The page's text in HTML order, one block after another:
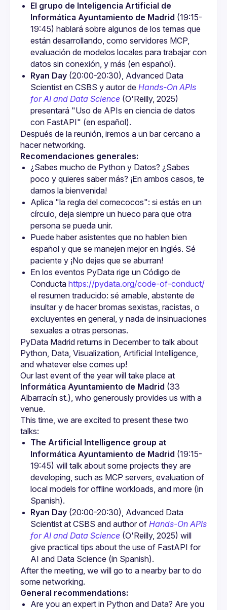
El grupo de Inteligencia Artificial de
Informática Ayuntamiento de Madrid (19:15-
19:45) hablará sobre algunos de los temas que
están desarrollando, como servidores MCP,
evaluación de modelos locales para trabajar con
datos sin conexión, y más (en español).
Ryan Day (20:00-20:30), Advanced Data
Scientist en CSBS y autor de Hands-On APIs
for AI and Data Science (O'Reilly, 2025)
presentará "Uso de APIs en ciencia de datos
con FastAPI" (en español).
Después de la reunión, iremos a un bar cercano a
Recomendaciones generales:
¿Sabes mucho de Python y Datos? ¿Sabes
poco y quieres saber más? ¡En ambos casos, te
damos la bienvenida!
Aplica "la regla del comecocos": si estás en un
círculo, deja siempre un hueco para que otra
persona se pueda unir.
Puede haber asistentes que no hablen bien
español y que se manejen mejor en inglés. Sé
paciente y ¡No dejes que se aburran!
En los eventos PyData rige un Código de
Conducta https://pydata.org/code-of-conduct/
el resumen traducido: sé amable, abstente de
insultar y de hacer bromas sexistas, racistas, o
excluyentes en general, y nada de insinuaciones
sexuales a otras personas.
PyData Madrid returns in December to talk about
Python, Data, Visualization, Artificial Intelligence,
Informática Ayuntamiento de Madrid (33
Albarracín st.), who generously provides us with a
venue.
This time, we are excited to present these two
The Artificial Intelligence group at
Informática Ayuntamiento de Madrid (19:15-
19:45) will talk about some projects they are
developing, such as MCP servers, evaluation of
local models for offline workloads, and more (in
Spanish).
Ryan Day (20:00-20:30), Advanced Data
Scientist at CSBS and author of Hands-On APIs
for AI and Data Science (O'Reilly, 2025) will
give practical tips about the use of FastAPI for
AI and Data Science (in Spanish).
After the meeting, we will go to a nearby bar to do
General recommendations:
Are you an expert in Python and Data? Are you